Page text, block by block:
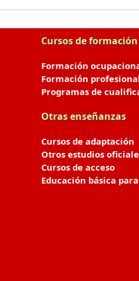
Cursos de
Formación
Formación
Programas de
Otras enseñanzas
Cursos de adaptación
Otros estudios
Cursos de acceso
Educación básica